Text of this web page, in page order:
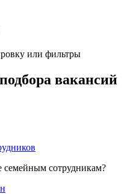
или фильтры
вакансий
семейным сотрудникам?